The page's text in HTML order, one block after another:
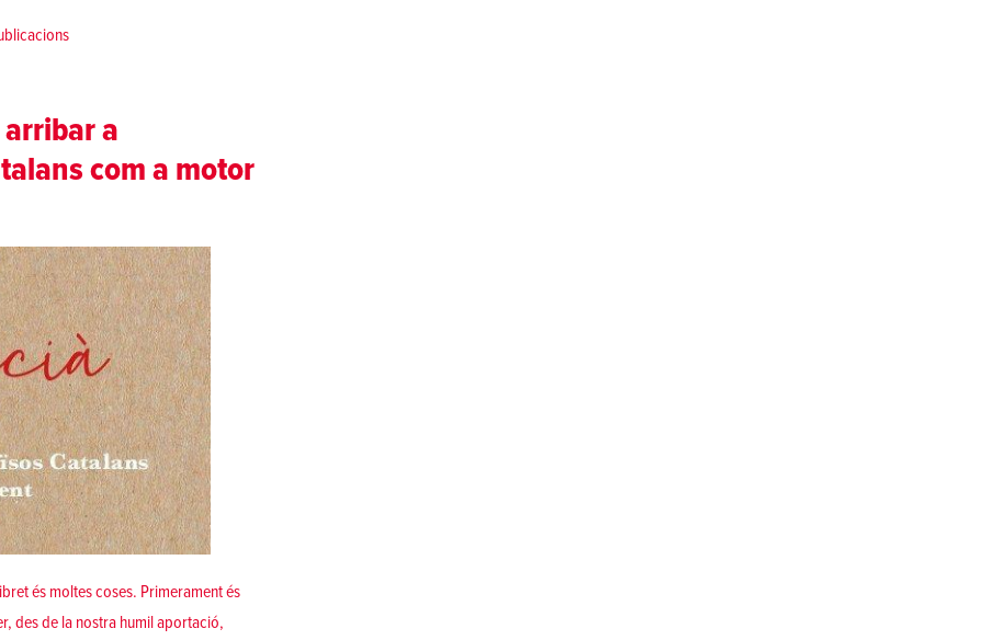
a
com a motor
és moltes coses. Primerament és
des de la nostra humil aportació,